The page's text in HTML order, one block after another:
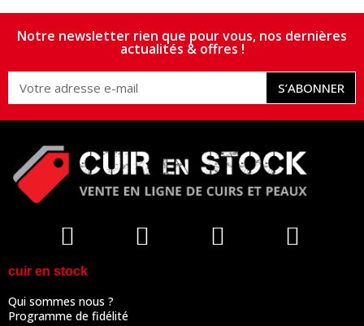
Notre newsletter rien que pour vous, nos dernières
actualités & offres !
S’ABONNER
cuir en stock
Qui sommes nous ?
Programme de fidélité